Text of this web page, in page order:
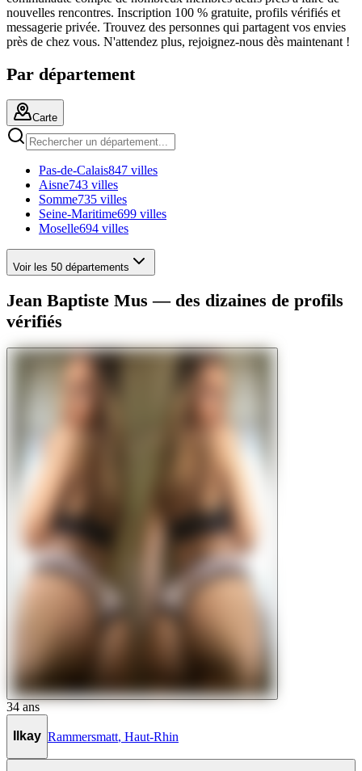
nouvelles rencontres. Inscription 100 % gratuite, profils vérifiés et
messagerie privée. Trouvez des personnes qui partagent vos envies
près de chez vous. N'attendez plus, rejoignez-nous dès maintenant !
Par département
Carte
Pas-de-Calais847 villes
Aisne743 villes
Somme735 villes
Seine-Maritime699 villes
Moselle694 villes
Voir les 50 départements
Jean Baptiste Mus — des dizaines de profils
vérifiés
34 ans
Ilkay Rammersmatt Haut-Rhin